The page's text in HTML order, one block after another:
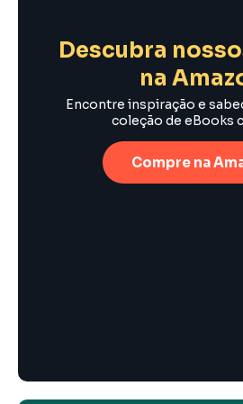
Descubra
na
Encontre inspiração e
coleção de eBooks
Compre na